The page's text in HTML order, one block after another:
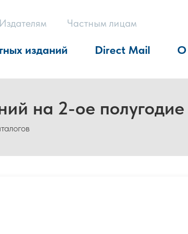
Издателям Частным лицам
изданий Direct Mail О
на 2-ое